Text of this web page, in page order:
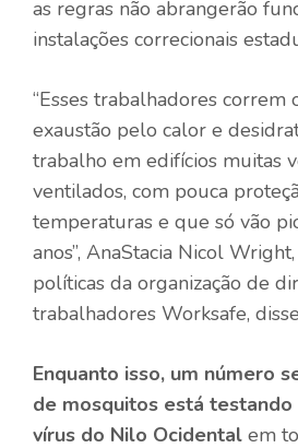
as regras não abrangerão
instalações correcionais
“Esses trabalhadores correm
exaustão pelo calor e
trabalho em edifícios muitas
ventilados, com pouca
temperaturas e que só vão
anos”, AnaStacia Nicol
políticas da organização de
trabalhadores Worksafe,
Enquanto isso, um número
de mosquitos está
vírus do Nilo Ocidental em